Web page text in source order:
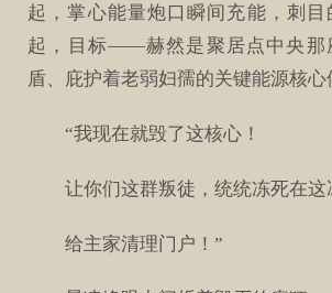
起，掌心能量炮口瞬间充能，刺目
起，目标——赫然是聚居点中央那
盾、庇护着老弱妇孺的关键能源核心
“我现在就毁了这核心！
让你们这群叛徒，统统冻死在这
给主家清理门户！”